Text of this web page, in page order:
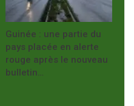
Guinée : une partie du
pays placée en alerte
rouge après le nouveau
bulletin…